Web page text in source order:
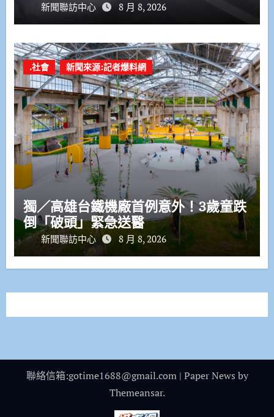
新聞聯訪中心 8 月 8, 2026
.社會 新聞來源:記者爆料網
獨／高雄台鐵機廠首例意外！3歲童跌
倒「破頭」緊急送醫
新聞聯訪中心 8 月 8, 2026
聯絡信箱:gotime1688@gmail.com | Paper News by
Themeansar.